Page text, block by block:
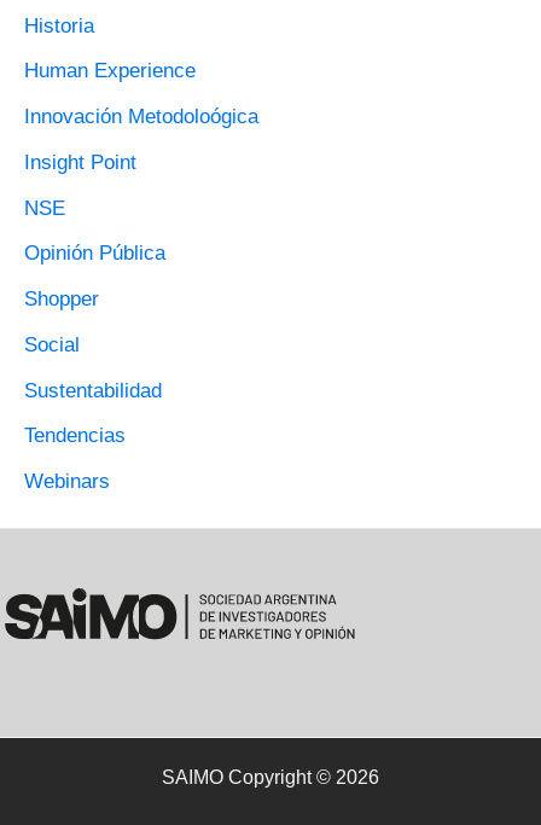
P
O
R
:
Historia
Human Experience
Innovación Metodoloógica
Insight Point
NSE
Opinión Pública
Shopper
Social
Sustentabilidad
Tendencias
Webinars
SAIMO Copyright © 2026